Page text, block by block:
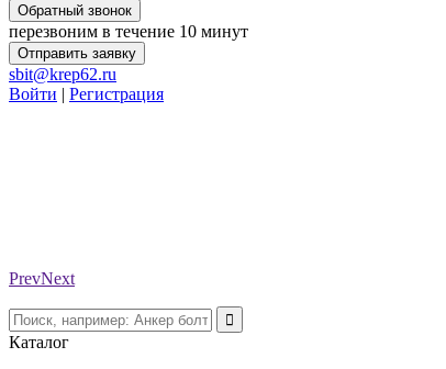
Обратный звонок
перезвоним в течение 10 минут
Отправить заявку
sbit@krep62.ru
Войти | Регистрация
PrevNext
Каталог